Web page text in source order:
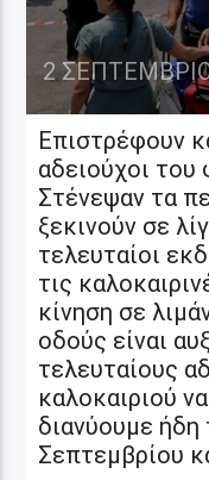
2
Επιστρέφουν
αδειούχοι του
Στένεψαν τα
ξεκινούν σε
τελευταίοι
τις
κίνηση σε
οδούς είναι
τελευταίους
καλοκαιριού
διανύουμε
Σεπτεμβρίου